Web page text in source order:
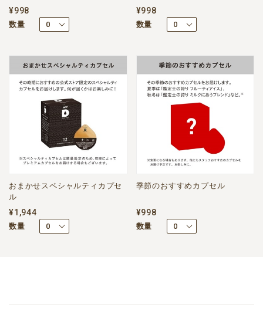
数量
¥998
数量
¥998
おまかせスペシャルティカプセ
ル
数量
¥1,944
季節のおすすめカプセル
数量
¥998